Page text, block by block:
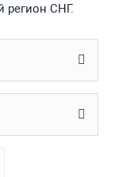
регион СНГ.